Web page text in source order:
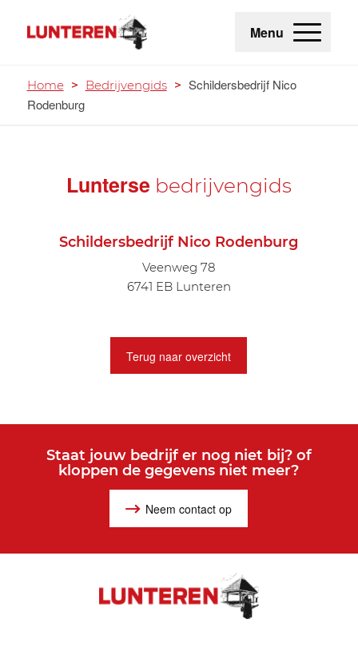
Menu
Home > Bedrijvengids > Schildersbedrijf Nico
Rodenburg
Lunterse bedrijvengids
Schildersbedrijf Nico Rodenburg
Veenweg 78
6741 EB Lunteren
Terug naar overzicht
Staat jouw bedrijf er nog niet bij? of
kloppen de gegevens niet meer?
Neem contact op